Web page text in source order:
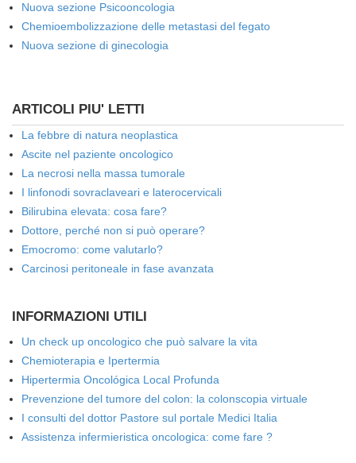
Nuova sezione Psicooncologia
Chemioembolizzazione delle metastasi del fegato
Nuova sezione di ginecologia
ARTICOLI PIU' LETTI
La febbre di natura neoplastica
Ascite nel paziente oncologico
La necrosi nella massa tumorale
I linfonodi sovraclaveari e laterocervicali
Bilirubina elevata: cosa fare?
Dottore, perché non si può operare?
Emocromo: come valutarlo?
Carcinosi peritoneale in fase avanzata
INFORMAZIONI UTILI
Un check up oncologico che può salvare la vita
Chemioterapia e Ipertermia
Hipertermia Oncológica Local Profunda
Prevenzione del tumore del colon: la colonscopia virtuale
I consulti del dottor Pastore sul portale Medici Italia
Assistenza infermieristica oncologica: come fare ?